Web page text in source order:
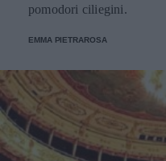
pomodori ciliegini.
EMMA PIETRAROSA